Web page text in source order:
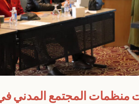
منظمات المجتمع المدني